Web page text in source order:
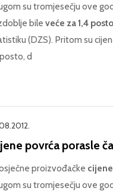
su tromjesečju ove
bile veće za 1,4
(DZS). Pritom su
posto, d
povrća porasle
proizvođačke
su tromjesečju ove